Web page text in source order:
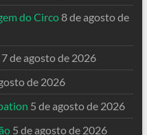
do Circo8 de agosto de
7 de agosto de 2026
de 2026
5 de agosto de 2026
5 de agosto de 2026